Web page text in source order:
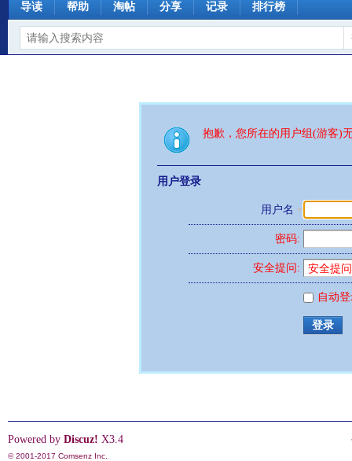
导读 帮助 淘帖 分享 记录 排行榜
抱歉，您所在的用户组(游客)
用户登录
用户名
密码:
安全提问:
自动
登录
Powered by Discuz! X3.4
© 2001-2017 Comsenz Inc.